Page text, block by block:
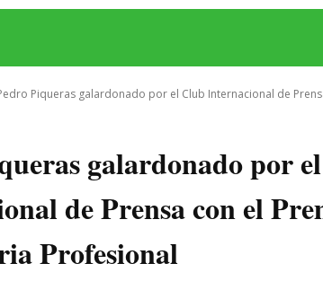
Piqueras galardonado por el Club Internacional de
galardonado por
de Prensa con el
Profesional